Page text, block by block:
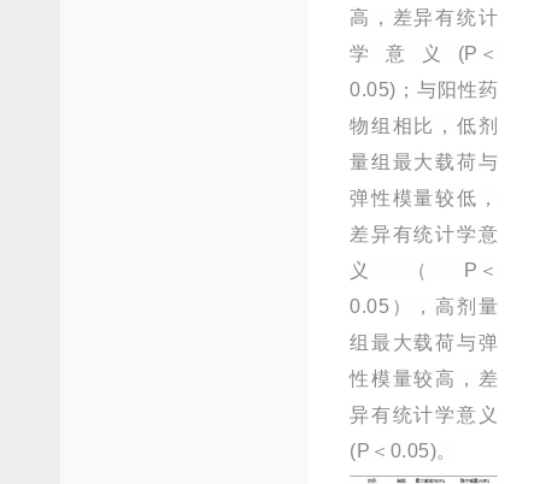
高，差异有统计
学意义(P＜
0.05)；与阳性药
物组相比，低剂
量组最大载荷与
弹性模量较低，
差异有统计学意
义（P＜
0.05），高剂量
组最大载荷与弹
性模量较高，差
异有统计学意义
(P＜0.05)。